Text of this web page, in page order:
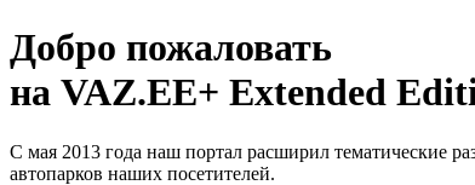
Добро пожаловать
на VAZ.EE+ Extended
С мая 2013 года наш портал расширил
автопарков наших посетителей.